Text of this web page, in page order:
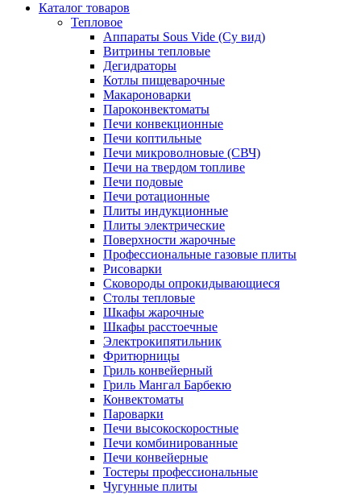
Каталог товаров
Тепловое
Аппараты Sous Vide (Су вид)
Витрины тепловые
Дегидраторы
Котлы пищеварочные
Макароноварки
Пароконвектоматы
Печи конвекционные
Печи коптильные
Печи микроволновые (СВЧ)
Печи на твердом топливе
Печи подовые
Печи ротационные
Плиты индукционные
Плиты электрические
Поверхности жарочные
Профессиональные газовые плиты
Рисоварки
Сковороды опрокидывающиеся
Столы тепловые
Шкафы жарочные
Шкафы расстоечные
Электрокипятильник
Фритюрницы
Гриль конвейерный
Гриль Мангал Барбекю
Конвектоматы
Пароварки
Печи высокоскоростные
Печи комбинированные
Печи конвейерные
Тостеры профессиональные
Чугунные плиты